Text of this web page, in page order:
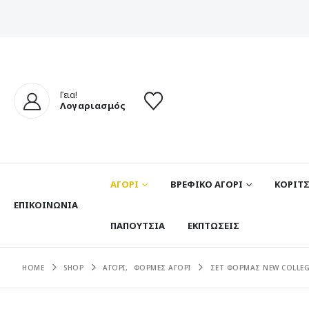
Γεια!
Λογαριασμός
ΕΠΙΚΟΙΝΩΝΊΑ
ΑΓΟΡΙ ΒΡΕΦΙΚΟ ΑΓΟΡΙ
ΠΑΠΟΥΤΣΙΑ ΕΚΠΤΩΣΕΙΣ
HOME SHOP ΑΓΟΡΙ, ΦΟΡΜΕΣ ΑΓΟΡΙ ΣΕΤ ΦΟΡΜΑΣ NEW